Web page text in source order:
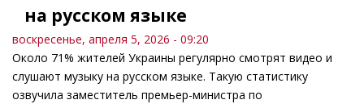
на русском языке
воскресенье, апреля 5, 2026 - 09:20
Около 71% жителей Украины регулярно смотрят видео и
слушают музыку на русском языке. Такую статистику
озвучила заместитель премьер-министра по